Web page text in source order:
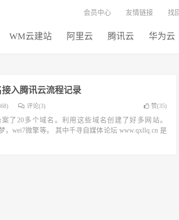
WM云建站 阿里云 腾讯云 华为云
会员中心 友情链接 找
入腾讯云流程记录
评论(3) 赞(35)
了20多个域名。利用这些域名创建了好多网站。
，wei7微擎等。 其中千寻自媒体论坛 www.qxllq.cn 是